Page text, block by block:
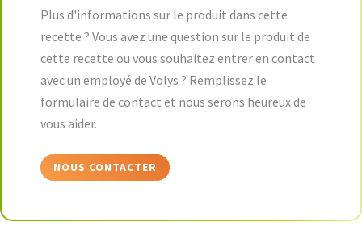
Plus d'informations sur le produit dans cette
recette ? Vous avez une question sur le produit de
cette recette ou vous souhaitez entrer en contact
avec un employé de Volys ? Remplissez le
formulaire de contact et nous serons heureux de
vous aider.
NOUS CONTACTER